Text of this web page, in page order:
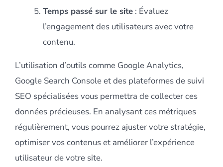
Temps passé sur le site: Évaluez
l’engagement des utilisateurs avec votre
contenu.
L’utilisation d’outils comme Google Analytics,
Google Search Console et des plateformes de suivi
SEO spécialisées vous permettra de collecter ces
données précieuses. En analysant ces métriques
régulièrement, vous pourrez ajuster votre stratégie,
optimiser vos contenus et améliorer l’expérience
utilisateur de votre site.